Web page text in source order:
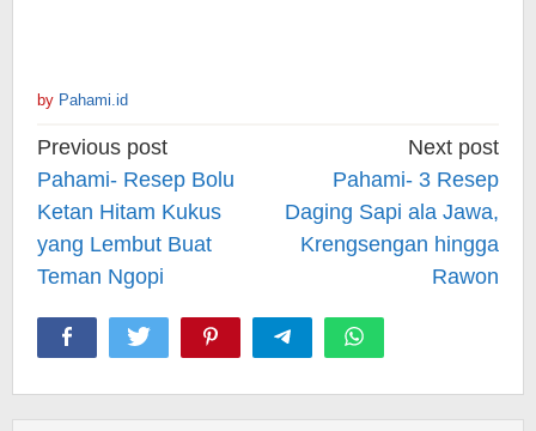
by Pahami.id
Post
navigation
Previous post
Pahami- Resep Bolu
Ketan Hitam Kukus
yang Lembut Buat
Teman Ngopi
Next post
Pahami- 3 Resep
Daging Sapi ala Jawa,
Krengsengan hingga
Rawon